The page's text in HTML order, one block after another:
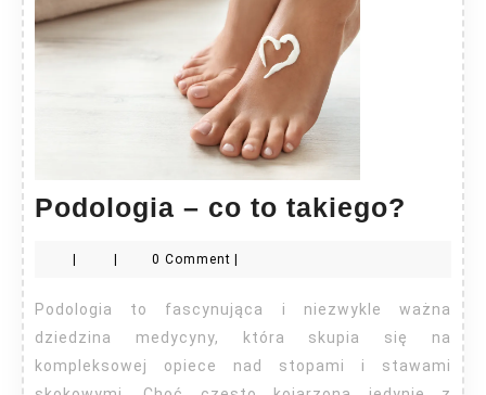
Podologia – co to takiego?
to
0 Comment
Podologia to fascynująca i niezwykle ważna
dziedzina medycyny, która skupia się na
kompleksowej opiece nad stopami i stawami